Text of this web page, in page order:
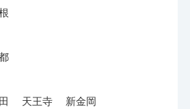
天王寺 新金岡